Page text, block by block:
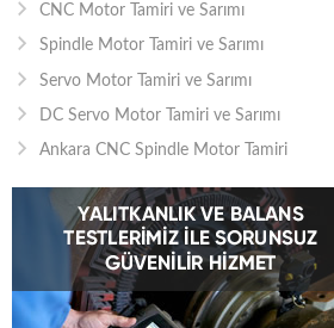
CNC Motor Tamiri ve Sarımı
Spindle Motor Tamiri ve Sarımı
Servo Motor Tamiri ve Sarımı
DC Servo Motor Tamiri ve Sarımı
Ankara CNC Spindle Motor Tamiri